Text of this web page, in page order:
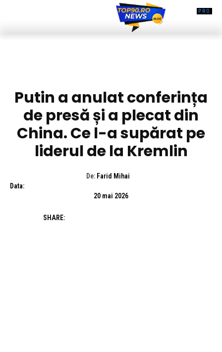
Putin a anulat conferința
de presă și a plecat din
China. Ce l-a supărat pe
liderul de la Kremlin
De: Farid Mihai
Data:
20 mai 2026
SHARE: